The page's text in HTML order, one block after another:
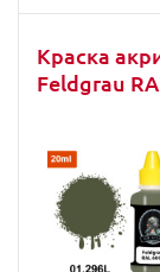
Краска
Feldgrau